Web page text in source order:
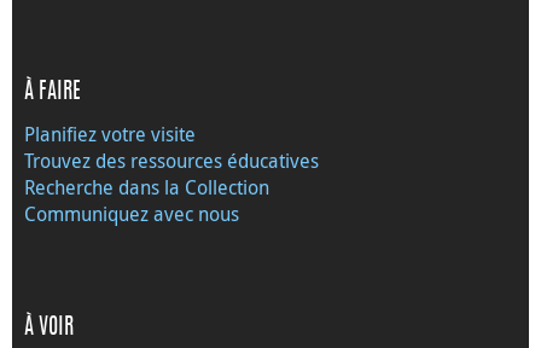
À FAIRE
Planifiez votre visite
Trouvez des ressources éducatives
Recherche dans la Collection
Communiquez avec nous
À VOIR